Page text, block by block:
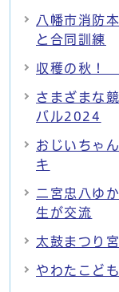
八幡市消防
と合同訓練
収穫の秋！
さまざまな
バル2024
おじいちゃ
キ
二宮忠八ゆ
生が交流
太鼓まつり
やわたこど